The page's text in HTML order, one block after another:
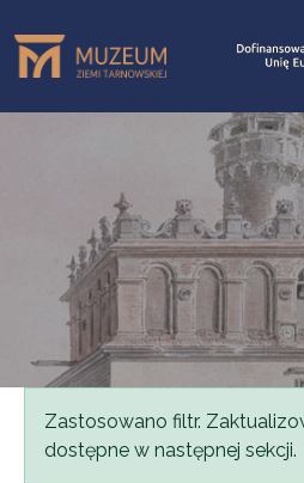
Komunikat
Zastosowano filtr.
dostępne w następnej sekcji.